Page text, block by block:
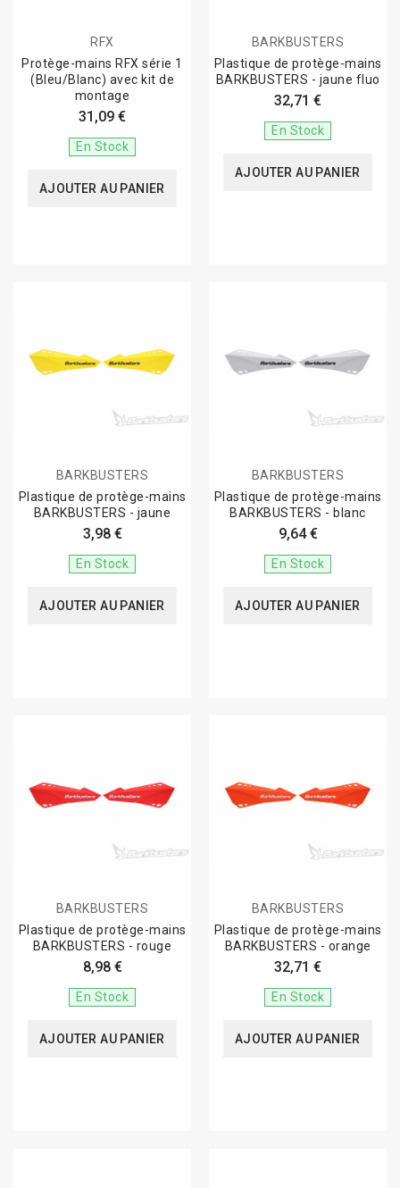
RFX
Protège-mains RFX série 1
(Bleu/Blanc) avec kit de
montage
31,09 €
En Stock
AJOUTER AU PANIER
BARKBUSTERS
Plastique de protège-mains
BARKBUSTERS - jaune fluo
32,71 €
En Stock
AJOUTER AU PANIER
BARKBUSTERS
Plastique de protège-mains
BARKBUSTERS - jaune
3,98 €
En Stock
AJOUTER AU PANIER
BARKBUSTERS
Plastique de protège-mains
BARKBUSTERS - blanc
9,64 €
En Stock
AJOUTER AU PANIER
BARKBUSTERS
Plastique de protège-mains
BARKBUSTERS - rouge
8,98 €
En Stock
AJOUTER AU PANIER
BARKBUSTERS
Plastique de protège-mains
BARKBUSTERS - orange
32,71 €
En Stock
AJOUTER AU PANIER